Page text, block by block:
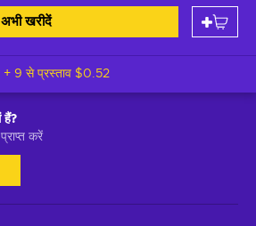
अभी खरीदें
+ 9 से प्रस्ताव $0.52
हैं?
करें